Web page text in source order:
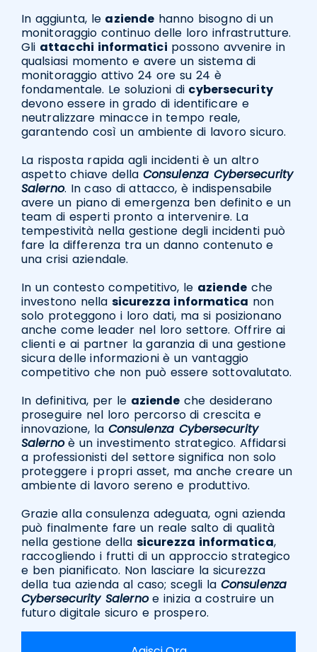
In aggiunta, le aziende hanno bisogno di un
monitoraggio continuo delle loro infrastrutture.
Gli attacchi informatici possono avvenire in
qualsiasi momento e avere un sistema di
monitoraggio attivo 24 ore su 24 è
fondamentale. Le soluzioni di cybersecurity
devono essere in grado di identificare e
neutralizzare minacce in tempo reale,
garantendo così un ambiente di lavoro sicuro.
La risposta rapida agli incidenti è un altro
aspetto chiave della Consulenza Cybersecurity
Salerno. In caso di attacco, è indispensabile
avere un piano di emergenza ben definito e un
team di esperti pronto a intervenire. La
tempestività nella gestione degli incidenti può
fare la differenza tra un danno contenuto e
una crisi aziendale.
In un contesto competitivo, le aziendeche
investono nella sicurezza informatica non
solo proteggono i loro dati, ma si posizionano
anche come leader nel loro settore. Offrire ai
clienti e ai partner la garanzia di una gestione
sicura delle informazioni è un vantaggio
competitivo che non può essere sottovalutato.
In definitiva, per le aziende che desiderano
proseguire nel loro percorso di crescita e
innovazione, la Consulenza Cybersecurity
Salernoè un investimento strategico. Affidarsi
a professionisti del settore significa non solo
proteggere i propri asset, ma anche creare un
ambiente di lavoro sereno e produttivo.
Grazie alla consulenza adeguata, ogni azienda
può finalmente fare un reale salto di qualità
nella gestione della sicurezza informatica,
raccogliendo i frutti di un approccio strategico
e ben pianificato. Non lasciare la sicurezza
della tua azienda al caso; scegli la Consulenza
Cybersecurity Salernoe inizia a costruire un
futuro digitale sicuro e prospero.